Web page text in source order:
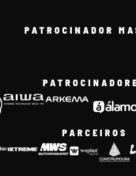
PATROCINADOR
PARCEIROS